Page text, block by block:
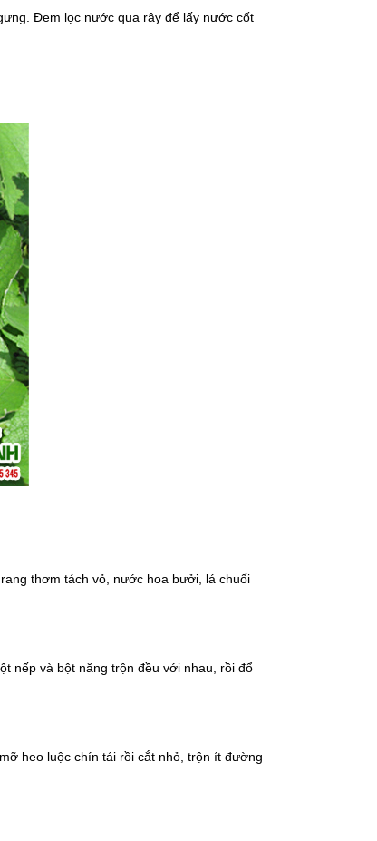
Đem lọc nước qua rây để lấy nước cốt
thơm tách vỏ, nước hoa bưởi, lá chuối
nếp và bột năng trộn đều với nhau, rồi đổ
heo luộc chín tái rồi cắt nhỏ, trộn ít đường